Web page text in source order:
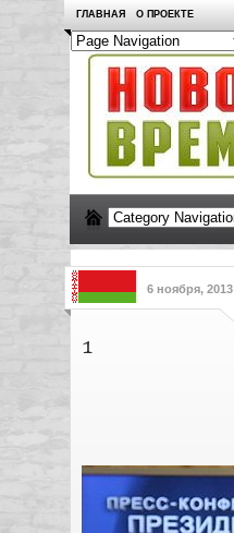
ГЛАВНАЯ О ПРОЕКТЕ
6 ноября, 2013
1